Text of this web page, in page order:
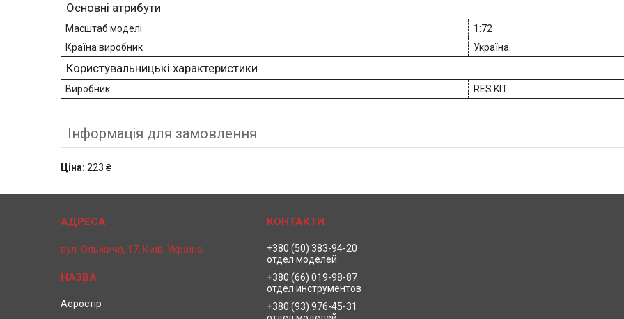
Основні атрибути
Масштаб моделі
1:72
Країна виробник
Україна
Користувальницькі характеристики
Виробник RES KIT
Інформація для замовлення
Ціна: 223 ₴
вул. Ольжича, 17, Київ, Україна
Аеростір
+380 (50) 383-94-20
отдел моделей
+380 (66) 019-98-87
отдел инструментов
+380 (93) 976-45-31